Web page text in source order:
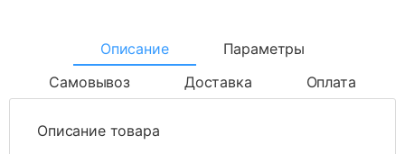
Описание
Параметры
Самовывоз
Доставка Оплата
Описание товара